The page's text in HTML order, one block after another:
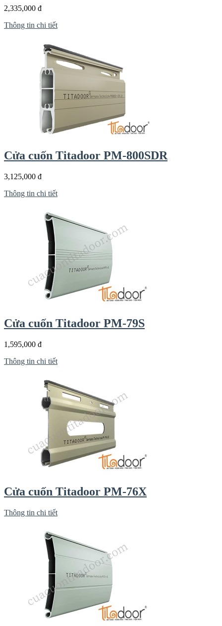
2,335,000 đ
Thông tin chi tiết
Cửa cuốn Titadoor PM-800SDR
3,125,000 đ
Thông tin chi tiết
Cửa cuốn Titadoor PM-79S
1,595,000 đ
Thông tin chi tiết
Cửa cuốn Titadoor PM-76X
Thông tin chi tiết